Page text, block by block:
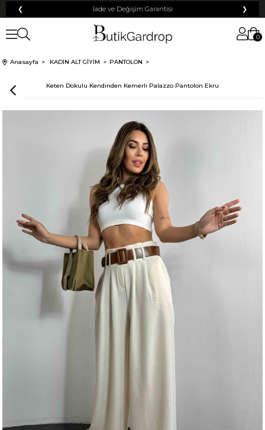
❮ Tüm Kredi Kartlarına +12 Taksit İmkanı! ❯
0
Anasayfa KADIN ALT GİYİM PANTOLON
Keten Dokulu Kendinden Kemerli Palazzo Pantolon Ekru
% 15
KARGO
250 TL
500 TL
50 TL
% 5
Çarkı çevir ve fırsatı yakala !
Tanıtım, pazarlama, reklam ve benzeri amaçlarla tarafıma ticari elektronik ileti
gönderilmesine izin veriyorum.
Elektronik Ticari İleti Aydınlatma Metni
okudum onay veriyorum.
Paylaştığım bilgilerin KVKK kapsamında tarafınızca korunmasını, sms ve
WhatsApp üzerinden bilgilendirmeleri almayı
kabul ediyorum.
Çevir Kazan